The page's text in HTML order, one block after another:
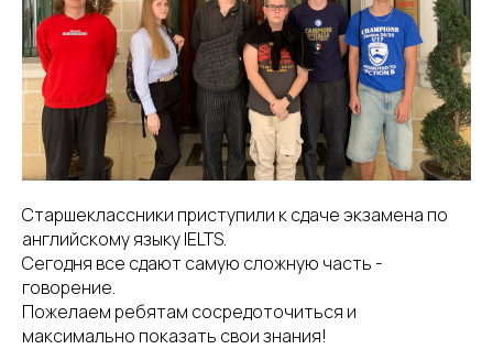
Старшеклассники приступили к сдаче экзамена по
английскому языку IELTS.
Сегодня все сдают самую сложную часть -
говорение.
Пожелаем ребятам сосредоточиться и
максимально показать свои знания!